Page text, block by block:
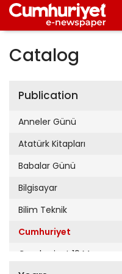
Catalog
Publication
Anneler Günü
Atatürk Kitapları
Babalar Günü
Bilgisayar
Bilim Teknik
Cumhuriyet
Cumhuriyet 19 Mayıs